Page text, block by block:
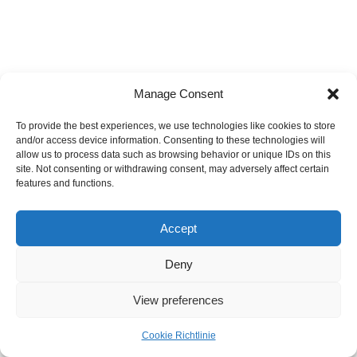
Manage Consent
To provide the best experiences, we use technologies like cookies to store
and/or access device information. Consenting to these technologies will
allow us to process data such as browsing behavior or unique IDs on this
site. Not consenting or withdrawing consent, may adversely affect certain
features and functions.
Accept
Deny
View preferences
Cookie Richtlinie